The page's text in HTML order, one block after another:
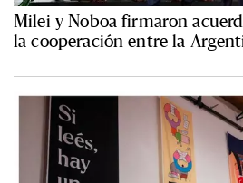
Milei y Noboa firmaron
la cooperación entre la